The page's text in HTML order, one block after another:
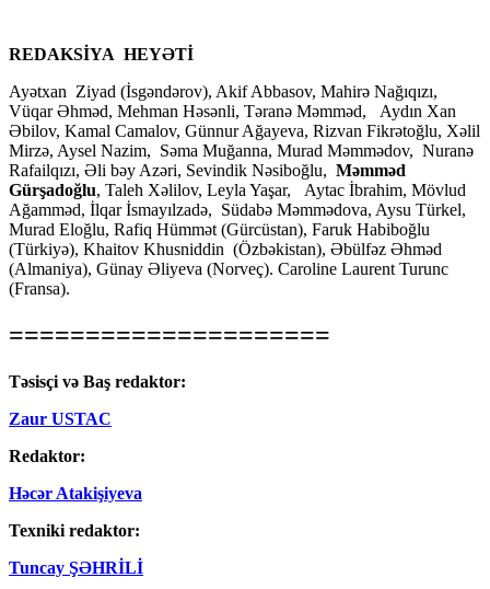
REDAKSİYA HEYƏTİ
Ayətxan Ziyad (İsgəndərov), Akif Abbasov, Mahirə Nağıqızı,
Vüqar Əhməd, Mehman Həsənli, Təranə Məmməd, Aydın Xan
Əbilov, Kamal Camalov, Günnur Ağayeva, Rizvan Fikrətoğlu, Xəlil
Mirzə, Aysel Nazim, Səma Muğanna, Murad Məmmədov, Nuranə
Rafailqızı, Əli bəy Azəri, Sevindik Nəsiboğlu, Məmməd
Gürşadoğlu, Taleh Xəlilov, Leyla Yaşar, Aytac İbrahim, Mövlud
Ağamməd, İlqar İsmayılzadə, Südabə Məmmədova, Aysu Türkel,
Murad Eloğlu, Rafiq Hümmət (Gürcüstan), Faruk Habiboğlu
(Türkiyə), Khaitov Khusniddin (Özbəkistan), Əbülfəz Əhməd
(Almaniya), Günay Əliyeva (Norveç). Caroline Laurent Turunc
(Fransa).
=====================
Təsisçi və Baş redaktor:
Zaur USTAC
Redaktor:
Həcər Atakişiyeva
Texniki redaktor:
Tuncay ŞƏHRİLİ